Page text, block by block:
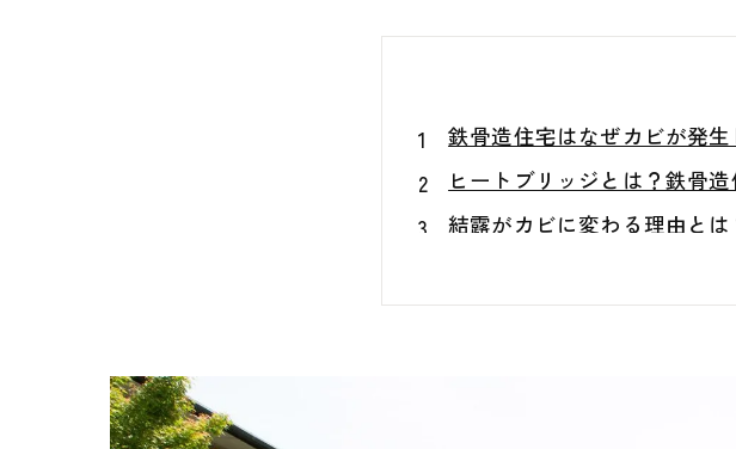
鉄骨造住宅はなぜカビが発
ヒートブリッジとは？鉄骨
結露がカビに変わる理由と
壁に線のようなカビが出る
なぜカビは何度も生えるの